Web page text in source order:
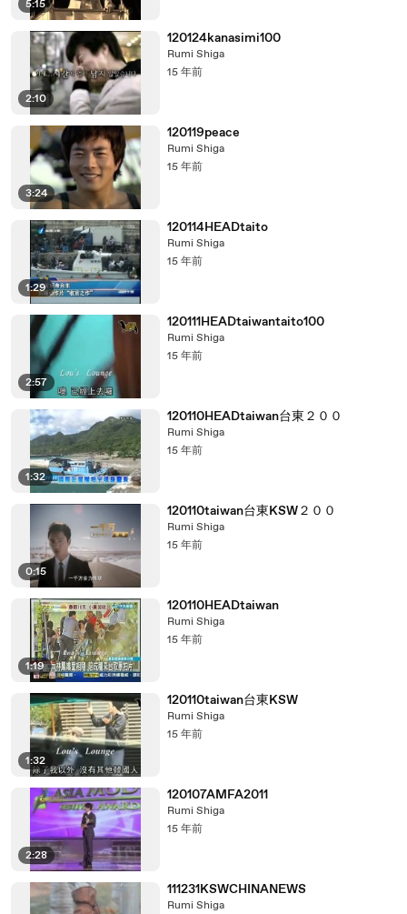
5:15
2:10
120124kanasimi100
Rumi Shiga
15 年前
3:24
120119peace
Rumi Shiga
15 年前
1:29
120114HEADtaito
Rumi Shiga
15 年前
2:57
120111HEADtaiwantaito100
Rumi Shiga
15 年前
1:32
120110HEADtaiwan台東２００
Rumi Shiga
15 年前
0:15
120110taiwan台東KSW２００
Rumi Shiga
15 年前
1:19
120110HEADtaiwan
Rumi Shiga
15 年前
1:32
120110taiwan台東KSW
Rumi Shiga
15 年前
2:28
120107AMFA2011
Rumi Shiga
15 年前
111231KSWCHINANEWS
Rumi Shiga